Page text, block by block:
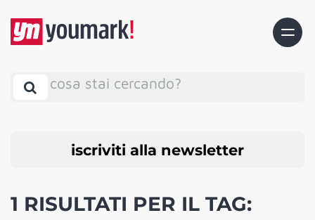
cosa stai cercando?
iscriviti alla newsletter
1 RISULTATI PER IL TAG: